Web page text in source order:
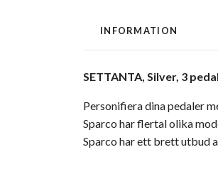
INFORMATION
SETTANTA, Silver, 3
Personifiera dina pedaler
Sparco har flertal olika
Sparco har ett brett utbud